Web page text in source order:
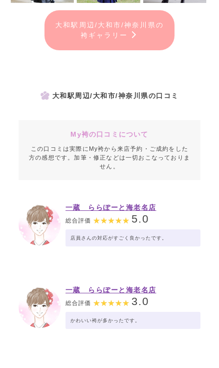
大和駅周辺/大和市/神奈川県の
袴ギャラリー
大和駅周辺/大和市/神奈川県の口コミ
My袴の口コミについて
この口コミは実際にMy袴から来店予約・ご成約をした
方の感想です。加筆・修正などは一切おこなっておりま
せん。
一蔵 ららぽーと海老名店
総合評価 5.0
店員さんの対応がすごく良かったです。
一蔵 ららぽーと海老名店
総合評価 3.0
かわいい袴が多かったです。